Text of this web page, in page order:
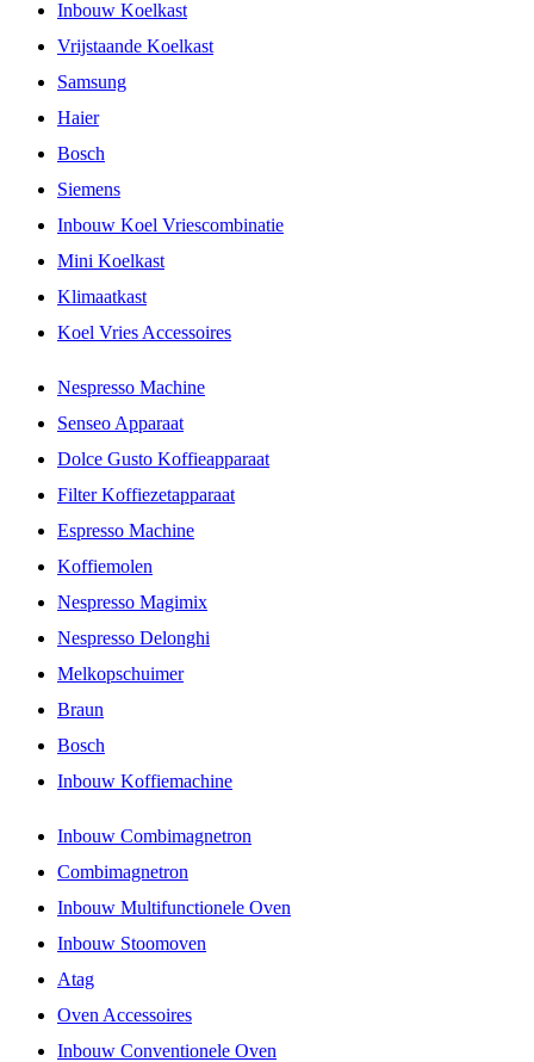
Inbouw Koelkast
Vrijstaande Koelkast
Samsung
Haier
Bosch
Siemens
Inbouw Koel Vriescombinatie
Mini Koelkast
Klimaatkast
Koel Vries Accessoires
Nespresso Machine
Senseo Apparaat
Dolce Gusto Koffieapparaat
Filter Koffiezetapparaat
Espresso Machine
Koffiemolen
Nespresso Magimix
Nespresso Delonghi
Melkopschuimer
Braun
Bosch
Inbouw Koffiemachine
Inbouw Combimagnetron
Combimagnetron
Inbouw Multifunctionele Oven
Inbouw Stoomoven
Atag
Oven Accessoires
Inbouw Conventionele Oven